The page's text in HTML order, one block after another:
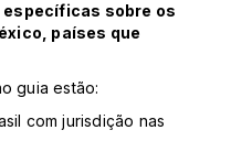
sobre os
países que
guia estão:
com jurisdição nas